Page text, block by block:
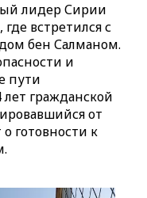
лидер Сирии
встретился с
бен Салманом.
и
пути
гражданской
от
готовности к